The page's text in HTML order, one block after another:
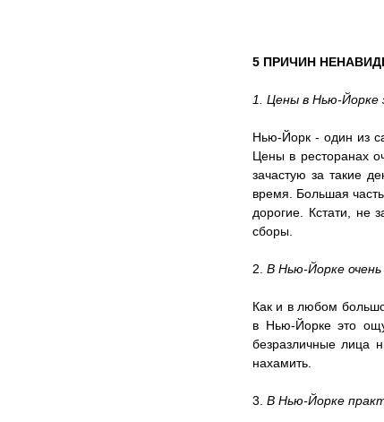
5 ПРИЧИН
1. Цены в Нью-Йорке
Нью-Йорк - один из
Цены в ресторанах
зачастую за такие
время. Большая
дорогие. Кстати, не
сборы.
2. В Нью-Йорке
Как и в любом
в Нью-Йорке это
безразличные лица
нахамить.
3. В Нью-Йорке